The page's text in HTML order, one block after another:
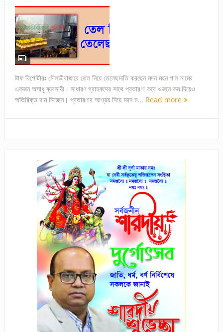
ষ্টাফ রিপোর্টারঃ মৌলভীবাজারে তেল নিয়ে তেলেছমাতি করছেন মদন মহন পাল নামের
একজন অসাধু ব্যবসায়ী। সাধারণ গ্রাহকদের সাথে প্রতারণা করে ওজনে কম দিয়েও
অতিরিক্ত দাম নিচ্ছেন। প্রতারণার আশ্রয় নিয়ে মদন ম... Read more